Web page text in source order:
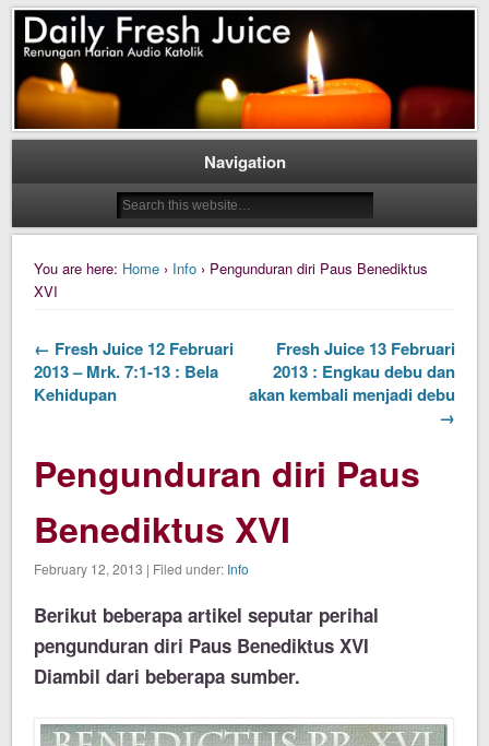
Daily Fresh Juice
Daily Fresh Juice Renungan Harian Katolik Menyejukkan dan Menyegarkan
Navigation
You are here: Home › Info › Pengunduran diri Paus Benediktus
XVI
← Fresh Juice 12 Februari
2013 – Mrk. 7:1-13 : Bela
Kehidupan
Fresh Juice 13 Februari
2013 : Engkau debu dan
akan kembali menjadi debu
→
Pengunduran diri Paus
Benediktus XVI
February 12, 2013 | Filed under: Info
Berikut beberapa artikel seputar perihal
pengunduran diri Paus Benediktus XVI
Diambil dari beberapa sumber.